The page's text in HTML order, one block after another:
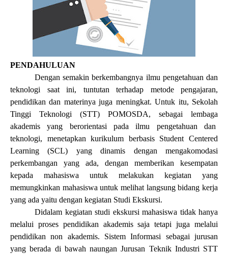
PENDAHULUAN
Dengan semakin berkembangnya ilmu pengetahuan dan
teknologi saat ini, tuntutan terhadap metode pengajaran,
pendidikan dan materinya juga meningkat. Untuk itu, Sekolah
Tinggi Teknologi (STT) POMOSDA, sebagai lembaga
akademis yang berorientasi pada ilmu pengetahuan dan
teknologi, menetapkan kurikulum berbasis Student Centered
Learning (SCL) yang dinamis dengan mengakomodasi
perkembangan yang ada, dengan memberikan kesempatan
kepada mahasiswa untuk melakukan kegiatan yang
memungkinkan mahasiswa untuk melihat langsung bidang kerja
yang ada yaitu dengan kegiatan Studi Ekskursi.
Didalam kegiatan studi ekskursi mahasiswa tidak hanya
melalui proses pendidikan akademis saja tetapi juga melalui
pendidikan non akademis. Sistem Informasi sebagai jurusan
yang berada di bawah naungan Jurusan Teknik Industri STT